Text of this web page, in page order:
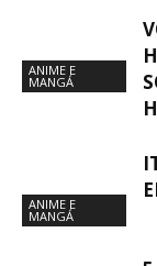
ANIME E
MANGÁ
ANIME E
MANGÁ